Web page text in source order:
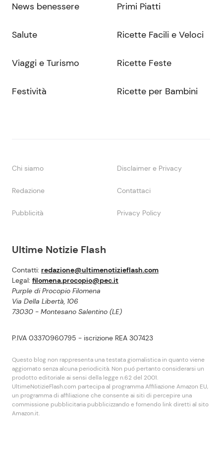
Ultime Notizie Flash
Contatti: redazione@ultimenotizieflash.com
Legal: filomena.procopio@pec.it
Purple di Procopio Filomena
Via Della Libertà, 106
73030 - Montesano Salentino (LE)
P.IVA 03370960795 - iscrizione REA 307423
Questo blog non rappresenta una testata giornalistica in quanto viene
aggiornato senza alcuna periodicità. Non puó pertanto considerarsi un
prodotto editoriale ai sensi della legge n.62 del 2001.
UltimeNotizieFlash.com partecipa al programma Affiliazione Amazon EU,
un programma di affiliazione che consente ai siti di percepire una
commissione pubblicitaria pubblicizzando e fornendo link diretti al sito
Amazon.it.
News benessere
Salute
Viaggi e Turismo
Festività
Primi Piatti
Ricette Facili e Veloci
Ricette Feste
Ricette per Bambini
Chi siamo Disclaimer e Privacy
Redazione Contattaci
Pubblicità Privacy Policy